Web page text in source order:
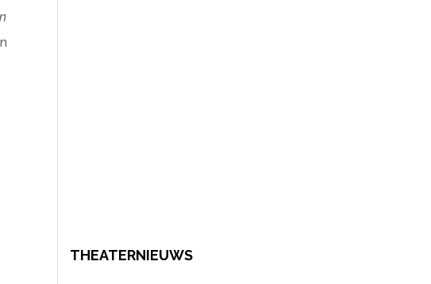
THEATERNIEUWS